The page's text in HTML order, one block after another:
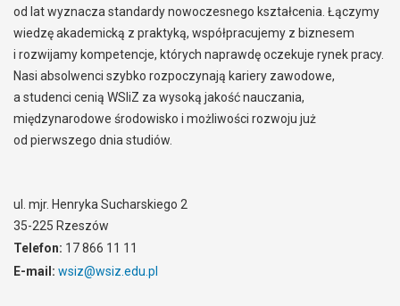
od lat wyznacza standardy nowoczesnego kształcenia. Łączymy
wiedzę akademicką z praktyką, współpracujemy z biznesem
i rozwijamy kompetencje, których naprawdę oczekuje rynek pracy.
Nasi absolwenci szybko rozpoczynają kariery zawodowe,
a studenci cenią WSIiZ za wysoką jakość nauczania,
międzynarodowe środowisko i możliwości rozwoju już
od pierwszego dnia studiów.
ul. mjr. Henryka Sucharskiego 2
35-225 Rzeszów
Telefon: 17 866 11 11
E-mail: wsiz@wsiz.edu.pl